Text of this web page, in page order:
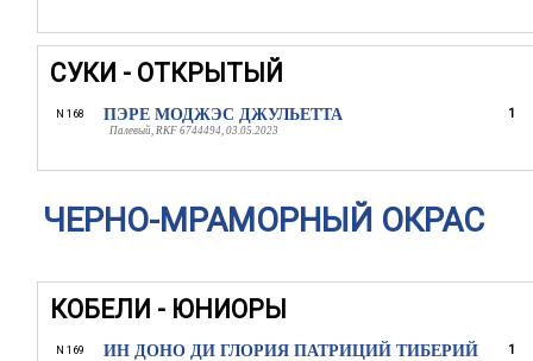
СУКИ - ОТКРЫТЫЙ
N 168 ПЭРЕ МОДЖЭС ДЖУЛЬЕТТА
Палевый, RKF 6744494, 03.05.2023
1
ЧЕРНО-МРАМОРНЫЙ ОКРАС
КОБЕЛИ - ЮНИОРЫ
N 169 ИН ДОНО ДИ ГЛОРИЯ ПАТРИЦИЙ ТИБЕРИЙ 1